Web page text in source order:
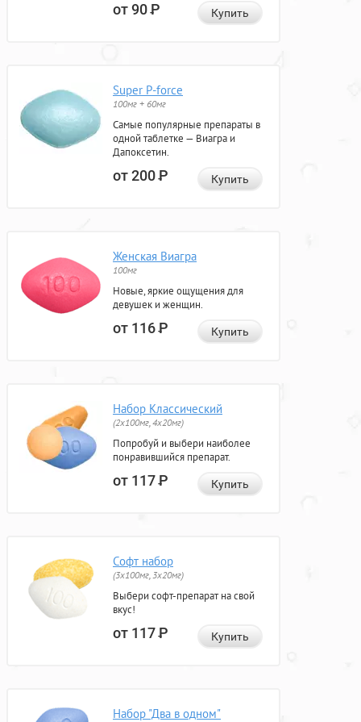
от 90Р Купить
Super P-force
100мг + 60мг
Самые популярные препараты в
одной таблетке — Виагра и
Дапоксетин.
от 200Р Купить
Женская Виагра
100мг
Новые, яркие ощущения для
девушек и женщин.
от 116Р Купить
Набор Классический
(2x100мг, 4x20мг)
Попробуй и выбери наиболее
понравившийся препарат.
от 117Р Купить
Софт набор
(3x100мг, 3x20мг)
Выбери софт-препарат на свой
вкус!
от 117Р Купить
Набор "Два в одном"